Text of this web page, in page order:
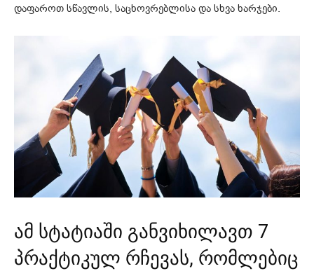
დაფაროთ სწავლის, საცხოვრებლისა და სხვა ხარჯები.
ამ სტატიაში განვიხილავთ 7
პრაქტიკულ რჩევას, რომლებიც